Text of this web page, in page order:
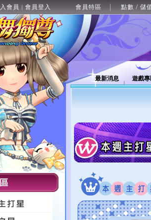
會員 | 會員登入 會員特區 點數 / 儲
最新消息 遊戲